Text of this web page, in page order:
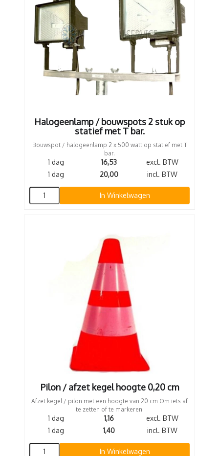
Halogeenlamp / bouwspots 2 stuk op
statief met T bar.
Bouwspot / halogeenlamp 2 x 500 watt op statief met T
bar.
1 dag 16,53
excl. BTW
1 dag
20,00 incl. BTW
In Winkelwagen
Pilon / afzet kegel hoogte 0,20 cm
Afzet kegel / pilon met een hoogte van 20 cm Om iets af
te zetten of te markeren.
1 dag 1,16
excl. BTW
1 dag
1,40 incl. BTW
In Winkelwagen